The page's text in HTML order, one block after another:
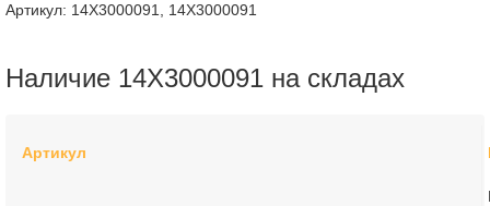
Артикул: 14X3000091, 14X3000091
Наличие 14X3000091 на складах
Артикул